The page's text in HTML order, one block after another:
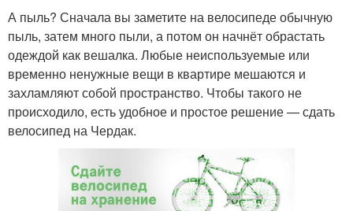
А пыль? Сначала вы заметите на велосипеде обычную
пыль, затем много пыли, а потом он начнёт обрастать
одеждой как вешалка. Любые неиспользуемые или
временно ненужные вещи в квартире мешаются и
захламляют собой пространство. Чтобы такого не
происходило, есть удобное и простое решение — сдать
велосипед на Чердак.